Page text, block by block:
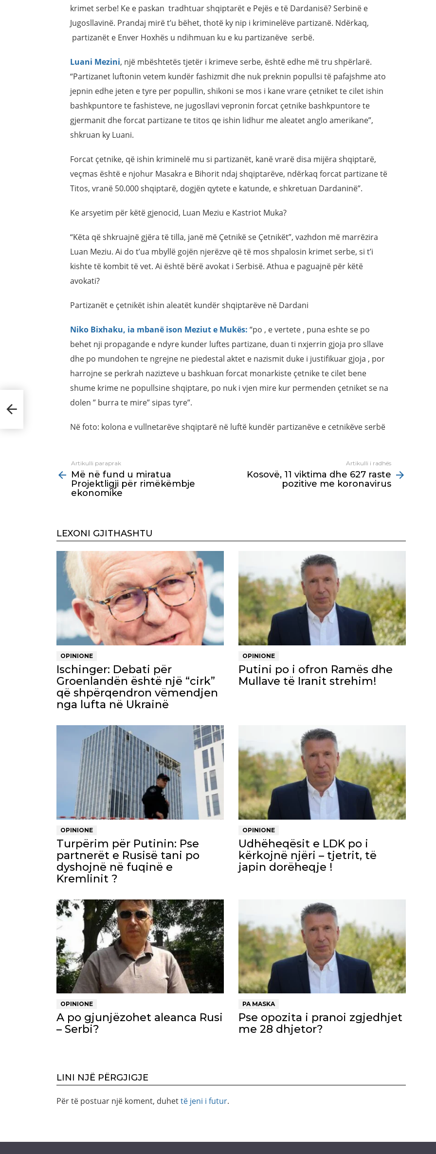
krimet serbe! Ke e paskan tradhtuar shqiptarët e Pejës e të Dardanisë? Serbinë e
Jugosllavinë. Prandaj mirë t’u bëhet, thotë ky nip i kriminelëve partizanë. Ndërkaq,
partizanët e Enver Hoxhës u ndihmuan ku e ku partizanëve serbë.
Luani Mezini, një mbështetës tjetër i krimeve serbe, është edhe më tru shpërlarë.
“Partizanet luftonin vetem kundër fashizmit dhe nuk preknin popullsi të pafajshme ato
jepnin edhe jeten e tyre per popullin, shikoni se mos i kane vrare çetniket te cilet ishin
bashkpuntore te fashisteve, ne jugosllavi vepronin forcat çetnike bashkpuntore te
gjermanit dhe forcat partizane te titos qe ishin lidhur me aleatet anglo amerikane”,
shkruan ky Luani.
Forcat çetnike, që ishin kriminelë mu si partizanët, kanë vrarë disa mijëra shqiptarë,
veçmas është e njohur Masakra e Bihorit ndaj shqiptarëve, ndërkaq forcat partizane të
Titos, vranë 50.000 shqiptarë, dogjën qytete e katunde, e shkretuan Dardaninë”.
Ke arsyetim për këtë gjenocid, Luan Meziu e Kastriot Muka?
“Këta që shkruajnë gjëra të tilla, janë më Çetnikë se Çetnikët”, vazhdon më marrëzira
Luan Meziu. Ai do t’ua mbyllë gojën njerëzve që të mos shpalosin krimet serbe, si t’i
kishte të kombit të vet. Ai është bërë avokat i Serbisë. Athua e paguajnë për këtë
avokati?
Partizanët e çetnikët ishin aleatët kundër shqiptarëve në Dardani
Niko Bixhaku, ia mbanë ison Meziut e Mukës: “po , e vertete , puna eshte se po
behet nji propagande e ndyre kunder luftes partizane, duan ti nxjerrin gjoja pro sllave
dhe po mundohen te ngrejne ne piedestal aktet e nazismit duke i justifikuar gjoja , por
harrojne se perkrah nazizteve u bashkuan forcat monarkiste çetnike te cilet bene
shume krime ne popullsine shqiptare, po nuk i vjen mire kur permenden çetniket se na
dolen ” burra te mire” sipas tyre”.
Në foto: kolona e vullnetarëve shqiptarë në luftë kundër partizanëve e cetnikëve serbë
more
Artikulli paraprak
Më në fund u miratua
Projektligji për rimëkëmbje
ekonomike
Artikulli i radhës
Kosovë, 11 viktima dhe 627 raste
pozitive me koronavirus
LEXONI GJITHASHTU
OPINIONE
Ischinger: Debati për
Groenlandën është një “cirk”
që shpërqendron vëmendjen
nga lufta në Ukrainë
OPINIONE
Putini po i ofron Ramës dhe
Mullave të Iranit strehim!
OPINIONE
Turpërim për Putinin: Pse
partnerët e Rusisë tani po
dyshojnë në fuqinë e
Kremlinit ?
OPINIONE
Udhëheqësit e LDK po i
kërkojnë njëri – tjetrit, të
japin dorëheqje !
OPINIONE
A po gjunjëzohet aleanca Rusi
– Serbi?
PA MASKA
Pse opozita i pranoi zgjedhjet
me 28 dhjetor?
LINI NJË PËRGJIGJE
Për të postuar një koment, duhettë jeni i futur.